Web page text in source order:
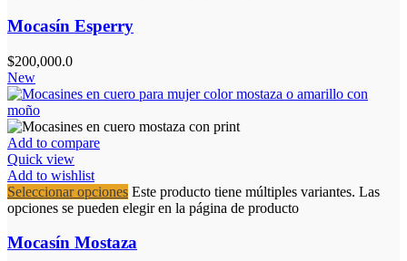
Mocasín Esperry
$200,000.0
New
Add to compare
Quick view
Add to wishlist
Seleccionar opciones Este producto tiene múltiples variantes. Las
opciones se pueden elegir en la página de producto
Mocasín Mostaza